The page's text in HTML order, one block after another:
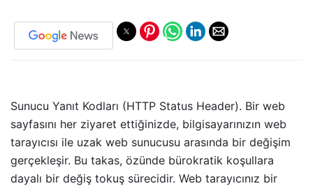
Sunucu Yanıt Kodları (HTTP Status Header). Bir web
sayfasını her ziyaret ettiğinizde, bilgisayarınızın web
tarayıcısı ile uzak web sunucusu arasında bir değişim
gerçekleşir. Bu takas, özünde bürokratik koşullara
dayalı bir değiş tokuş sürecidir. Web tarayıcınız bir